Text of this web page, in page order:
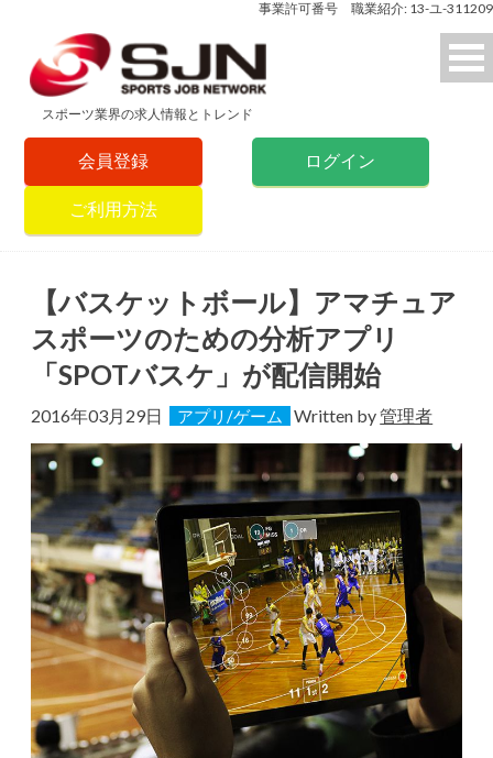
事業許可番号 職業紹介: 13-ユ-311209
スポーツ業界の求人情報とトレンド
会員登録 ログイン
ご利用方法
【バスケットボール】アマチュア
スポーツのための分析アプリ
「SPOTバスケ」が配信開始
2016年03月29日 アプリ/ゲーム Written by管理者